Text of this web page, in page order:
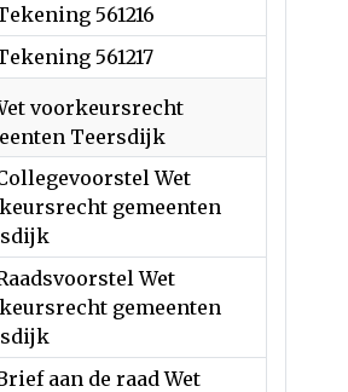
561216
561217
voorkeursrecht
Teersdijk
Wet
gemeenten
Wet
gemeenten
aan de raad Wet